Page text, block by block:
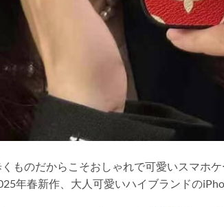
ものだからこそおしゃれで可愛いスマホケ
年春新作、大人可愛いハイブランドの